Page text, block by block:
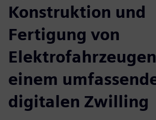
Konstruktion und
Fertigung von
einem
digitalen Zwilling